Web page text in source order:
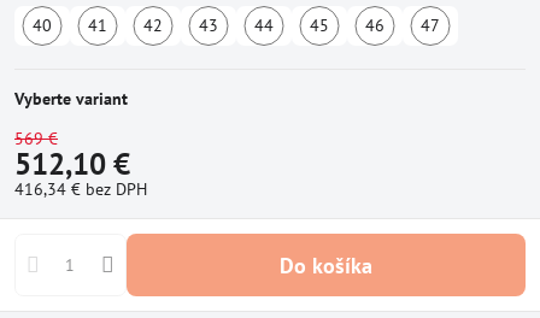
40
dodávateľa
41
42
43
44
45
46
47
Vyberte variant
569 €
512,10 €
416,34 € bez DPH
Do košíka